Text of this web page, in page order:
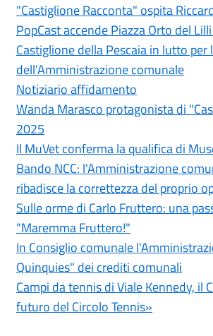
"Castiglione Racconta" ospita
PopCast accende Piazza Orto del
Castiglione della Pescaia in lutto
dell’Amministrazione comunale
Notiziario affidamento
Wanda Marasco protagonista di
2025
Il MuVet conferma la qualifica di
Bando NCC: l'Amministrazione
ribadisce la correttezza del proprio
Sulle orme di Carlo Fruttero: una
"Maremma Fruttero!"
In Consiglio comunale
Quinquies" dei crediti comunali
Campi da tennis di Viale Kennedy,
futuro del Circolo Tennis»